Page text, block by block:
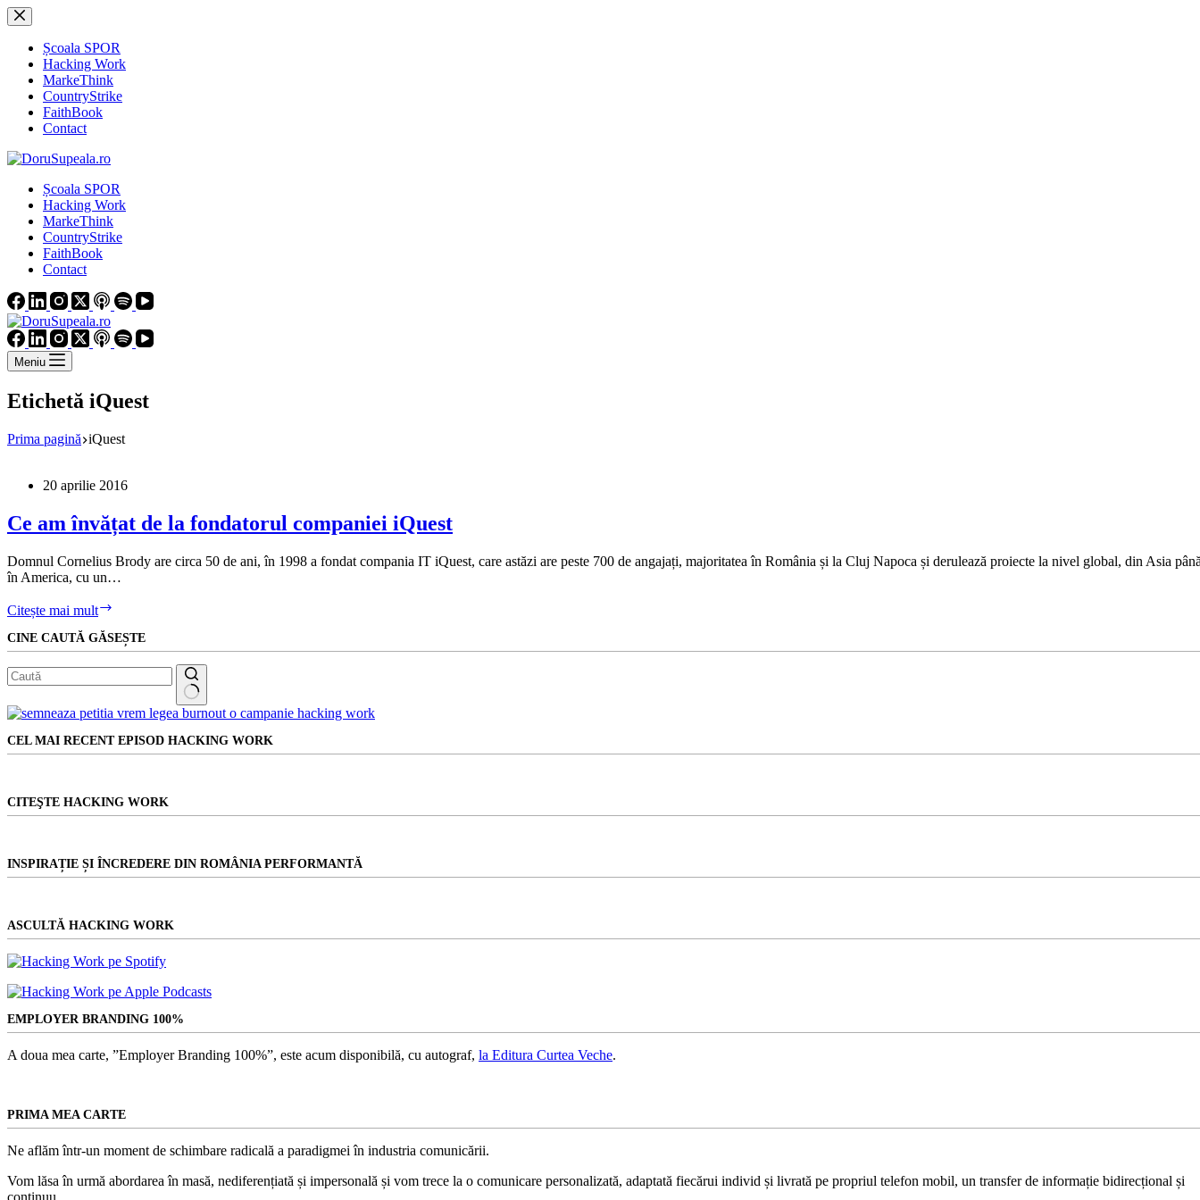
Sari
la
conținutȘcoala SPOR
Hacking Work
MarkeThink
CountryStrike
FaithBook
Contact
Școala SPOR
Hacking Work
MarkeThink
CountryStrike
FaithBook
Contact
Meniu
Etichetă iQuest
Prima pagină iQuest
20 aprilie 2016
Ce am învățat de la fondatorul companiei iQuest
Domnul Cornelius Brody are circa 50 de ani, în 1998 a fondat compania IT iQuest, care astăzi are peste 700 de angajați, majoritatea în România și la Cluj Napoca și derulează proiecte la nivel global, din Asia
în America, cu un…
Citește mai mult
învățat
de
la
fondatorul
iQuest
CINE CAUTĂ GĂSEȘTE
Niciun
CEL MAI RECENT EPISOD HACKING WORK
CITEŞTE HACKING WORK
INSPIRAȚIE ȘI ÎNCREDERE DIN ROMÂNIA PERFORMANTĂ
ASCULTĂ HACKING WORK
EMPLOYER BRANDING 100%
A doua mea carte, ”Employer Branding 100%”, este acum disponibilă, cu autograf, la Editura Curtea Veche.
PRIMA MEA CARTE
Ne aflăm într-un moment de schimbare radicală a paradigmei în industria comunicării.
Vom lăsa în urmă abordarea în masă, nediferențiată și impersonală și vom trece la o comunicare personalizată, adaptată fiecărui individ și livrată pe propriul telefon mobil, un transfer de informație bidirecțional și
continuu.